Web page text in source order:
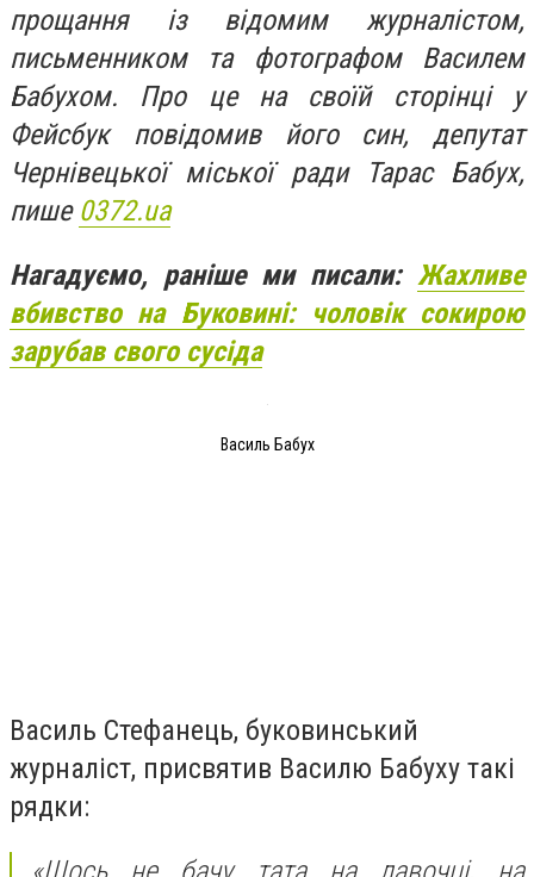
прощання із відомим журналістом,
письменником та фотографом Василем
Бабухом. Про це на своїй сторінці у
Фейсбук повідомив його син, депутат
Чернівецької міської ради Тарас Бабух,
пише 0372.ua
Нагадуємо, раніше ми писали: Жахливе
вбивство на Буковині: чоловік сокирою
зарубав свого сусіда
Василь Бабух
Василь Стефанець, буковинський
журналіст, присвятив Василю Бабуху такі
рядки: